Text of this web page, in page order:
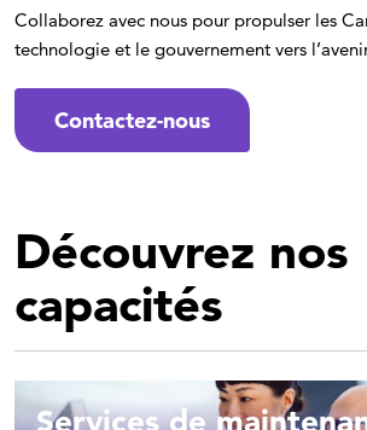
Collaborez avec nous pour propulser les
technologie et le gouvernement vers
Contactez-nous
Découvrez nos
capacités
Services de